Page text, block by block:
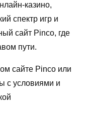
казино,
спектр игр и
сайт Pinco, где
пути.
сайте Pinco или
с условиями и